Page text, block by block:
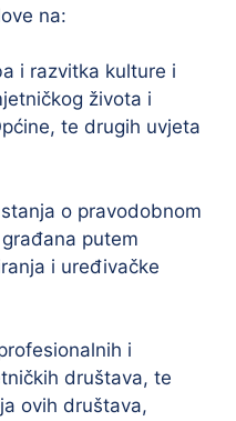
na:
i razvitka kulture i
života i
te drugih uvjeta
o pravodobnom
putem
i uređivačke
i
društava, te
ovih društava,